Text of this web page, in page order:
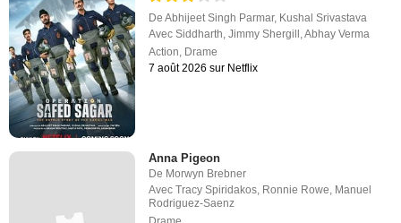
DeAbhijeet Singh Parmar, Kushal Srivastava
AvecSiddharth,Jimmy Shergill ,Abhay Verma
Action, Drame
7 août 2026 sur Netflix
Anna Pigeon
De Morwyn Brebner
AvecTracy Spiridakos, Ronnie Rowe, Manuel
Rodriguez-Saenz